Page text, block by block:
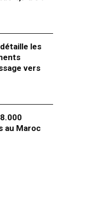
les
vers
au Maroc